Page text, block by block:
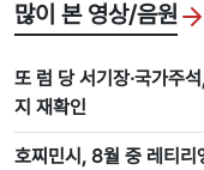
많이 본 영상/음원
또 럼 당 서기장·국가주
지 재확인
호찌민시, 8월 중 레티리